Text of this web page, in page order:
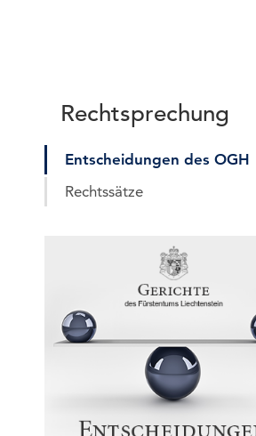
Rechtsprechung
Entscheidungen des OGH
Rechtssätze